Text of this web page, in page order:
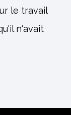
le travail
n'avait